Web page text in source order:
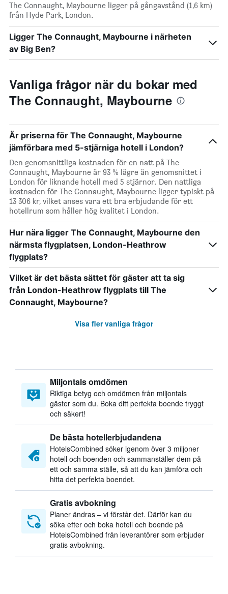
The Connaught, Maybourne ligger på gångavstånd (1,6 km)
från Hyde Park, London.
Ligger The Connaught, Maybourne i närheten
av Big Ben?
Vanliga frågor när du bokar med
The Connaught, Maybourne
Är priserna för The Connaught, Maybourne
jämförbara med 5-stjärniga hotell i London?
Den genomsnittliga kostnaden för en natt på The
Connaught, Maybourne är 93 % lägre än genomsnittet i
London för liknande hotell med 5 stjärnor. Den nattliga
kostnaden för The Connaught, Maybourne ligger typiskt på
13 306 kr, vilket anses vara ett bra erbjudande för ett
hotellrum som håller hög kvalitet i London.
Hur nära ligger The Connaught, Maybourne den
närmsta flygplatsen, London-Heathrow
flygplats?
Vilket är det bästa sättet för gäster att ta sig
från London-Heathrow flygplats till The
Connaught, Maybourne?
Visa fler vanliga frågor
Miljontals omdömen
Riktiga betyg och omdömen från miljontals
gäster som du. Boka ditt perfekta boende tryggt
och säkert!
De bästa hotellerbjudandena
HotelsCombined söker igenom över 3 miljoner
hotell och boenden och sammanställer dem på
ett och samma ställe, så att du kan jämföra och
hitta det perfekta boendet.
Gratis avbokning
Planer ändras – vi förstår det. Därför kan du
söka efter och boka hotell och boende på
HotelsCombined från leverantörer som erbjuder
gratis avbokning.